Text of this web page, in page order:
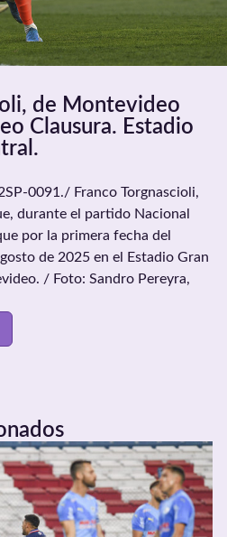
de Montevideo
Clausura. Estadio
0091./ Franco Torgnascioli,
durante el partido Nacional
por la primera fecha del
de 2025 en el Estadio Gran
/ Foto: Sandro Pereyra,